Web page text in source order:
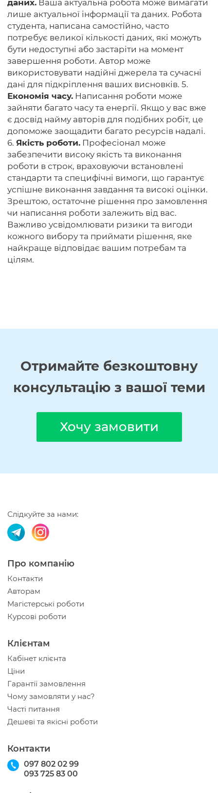
даних. Ваша актуальна робота може вимагати
лише актуальної інформації та даних. Робота
студента, написана самостійно, часто
потребує великої кількості даних, які можуть
бути недоступні або застаріти на момент
завершення роботи. Автор може
використовувати надійні джерела та сучасні
дані для підкріплення ваших висновків. 5.
Економія часу. Написання роботи може
зайняти багато часу та енергії. Якщо у вас вже
є досвід найму авторів для подібних робіт, це
допоможе заощадити багато ресурсів надалі.
6. Якість роботи. Професіонал може
забезпечити високу якість та виконання
роботи в строк, враховуючи встановлені
стандарти та специфічні вимоги, що гарантує
успішне виконання завдання та високі оцінки.
Зрештою, остаточне рішення про замовлення
чи написання роботи залежить від вас.
Важливо усвідомлювати ризики та вигоди
кожного вибору та приймати рішення, яке
найкраще відповідає вашим потребам та
цілям.
Отримайте безкоштовну
консультацію з вашої теми
Хочу замовити
Слідкуйте за нами:
Про компанію
Контакти
Авторам
Магістерські роботи
Курсові роботи
Клієнтам
Кабінет клієнта
Ціни
Гарантії замовлення
Чому замовляти у нас?
Часті питання
Дешеві та якісні роботи
Контакти
097 802 02 99
093 725 83 00